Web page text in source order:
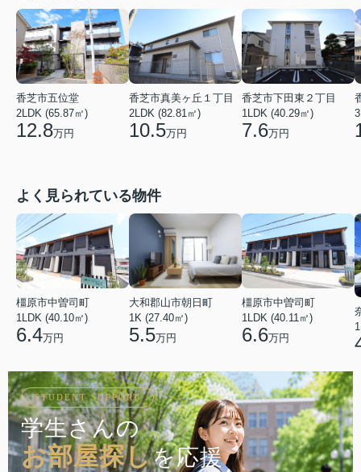
香芝市五位堂
2LDK (65.87㎡)
12.8万円
香芝市真美ヶ丘１丁目
2LDK (82.81㎡)
10.5万円
香芝市下田東２丁目
1LDK (40.29㎡)
7.6万円
よく見られている物件
橿原市中曽司町
1LDK (40.10㎡)
6.4万円
大和郡山市朝日町
1K (27.40㎡)
5.5万円
橿原市中曽司町
1LDK (40.11㎡)
6.6万円
STUDENT SUPPORT
学生さんの
お部屋探しを応援